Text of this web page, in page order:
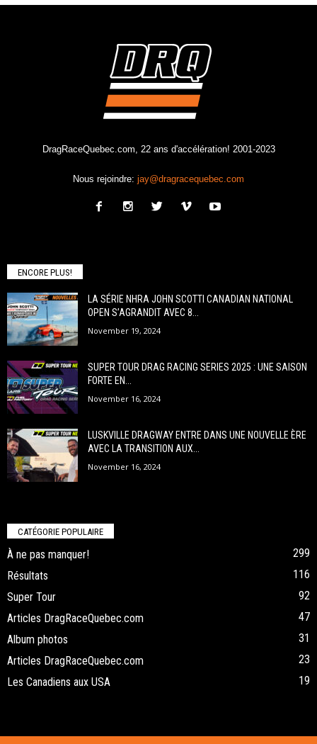
DragRaceQuebec.com, 22 ans d'accélération! 2001-2023
Nous rejoindre: jay@dragracequebec.com
ENCORE PLUS!
LA SÉRIE NHRA JOHN SCOTTI CANADIAN NATIONAL
OPEN S’AGRANDIT AVEC 8...
November 19, 2024
SUPER TOUR DRAG RACING SERIES 2025 : UNE SAISON
FORTE EN...
November 16, 2024
LUSKVILLE DRAGWAY ENTRE DANS UNE NOUVELLE ÈRE
AVEC LA TRANSITION AUX...
November 16, 2024
CATÉGORIE POPULAIRE
À ne pas manquer!
299
Résultats
116
Super Tour
92
Articles DragRaceQuebec.com
47
Album photos
31
Articles DragRaceQuebec.com
23
Les Canadiens aux USA
19